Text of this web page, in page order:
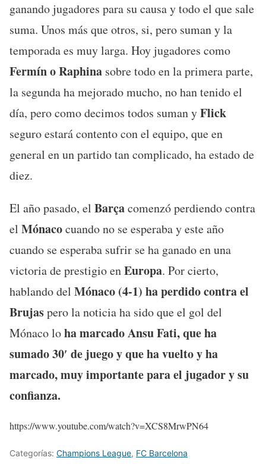
ganando jugadores para su causa y todo el que sale
suma. Unos más que otros, si, pero suman y la
temporada es muy larga. Hoy jugadores como
Fermín o Raphina sobre todo en la primera parte,
la segunda ha mejorado mucho, no han tenido el
día, pero como decimos todos suman yFlick
seguro estará contento con el equipo, que en
general en un partido tan complicado, ha estado de
diez.
El año pasado, el Barçacomenzó perdiendo contra
el Mónacocuando no se esperaba y este año
cuando se esperaba sufrir se ha ganado en una
victoria de prestigio enEuropa. Por cierto,
hablando del Mónaco (4-1) ha perdido contra el
Brujaspero la noticia ha sido que el gol del
Mónaco loha marcado Ansu Fati, que ha
sumado 30′ de juego y que ha vuelto y ha
marcado, muy importante para el jugador y su
confianza.
https://www.youtube.com/watch?v=XCS8MrwPN64
Categorías: Champions League, FC Barcelona